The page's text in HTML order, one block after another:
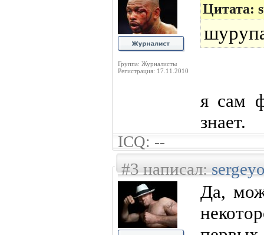
Группа: Журналисты
Регистрация: 17.11.2010
Цитата:
я сам
знает.
ICQ: --
#3 написал:
Да,